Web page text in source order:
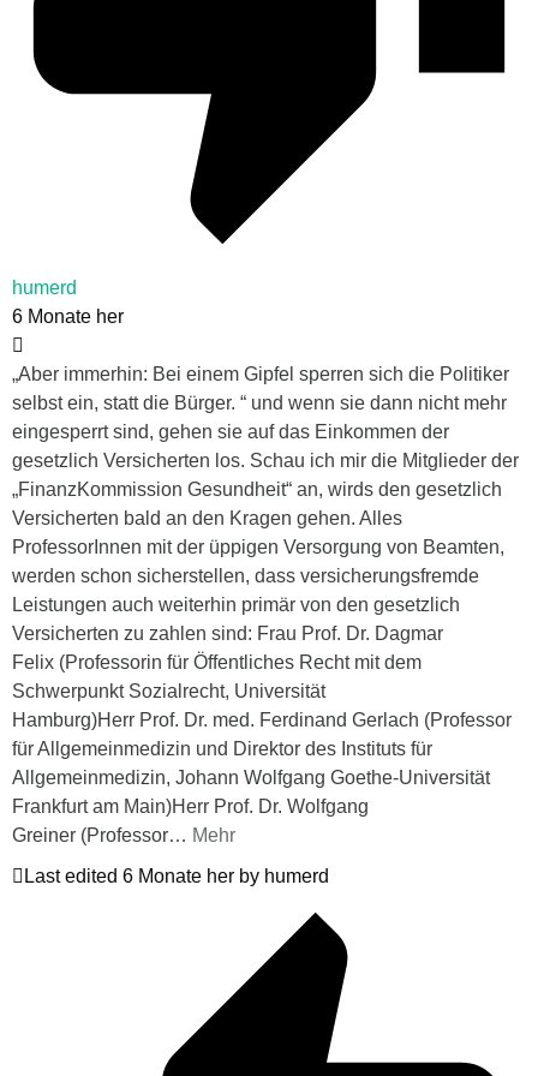
humerd
6 Monate her
„Aber immerhin: Bei einem Gipfel sperren sich die Politiker
selbst ein, statt die Bürger. “ und wenn sie dann nicht mehr
eingesperrt sind, gehen sie auf das Einkommen der
gesetzlich Versicherten los. Schau ich mir die Mitglieder der
„FinanzKommission Gesundheit“ an, wirds den gesetzlich
Versicherten bald an den Kragen gehen. Alles
ProfessorInnen mit der üppigen Versorgung von Beamten,
werden schon sicherstellen, dass versicherungsfremde
Leistungen auch weiterhin primär von den gesetzlich
Versicherten zu zahlen sind: Frau Prof. Dr. Dagmar
Felix (Professorin für Öffentliches Recht mit dem
Schwerpunkt Sozialrecht, Universität
Hamburg)Herr Prof. Dr. med. Ferdinand Gerlach (Professor
für Allgemeinmedizin und Direktor des Instituts für
Allgemeinmedizin, Johann Wolfgang Goethe-Universität
Frankfurt am Main)Herr Prof. Dr. Wolfgang
Greiner (Professor… Mehr
Last edited 6 Monate her by humerd